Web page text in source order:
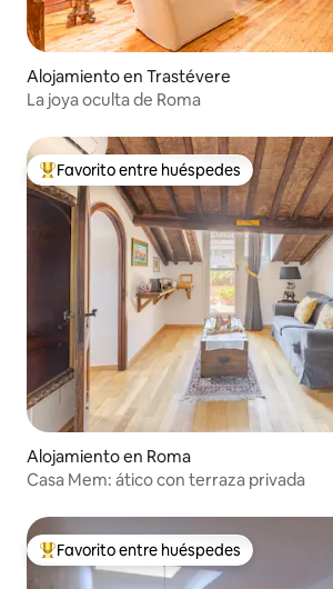
Alojamiento en Trastévere
La joya oculta de Roma
Favorito entre huéspedes preferido
Favorito entre huéspedes
Alojamiento en Roma
Casa Mem: ático con terraza privada
Favorito entre huéspedes preferido
Favorito entre huéspedes